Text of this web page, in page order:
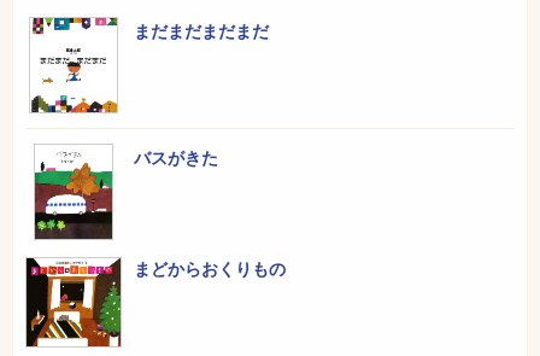
まだまだまだまだ
バスがきた
まどからおくりもの